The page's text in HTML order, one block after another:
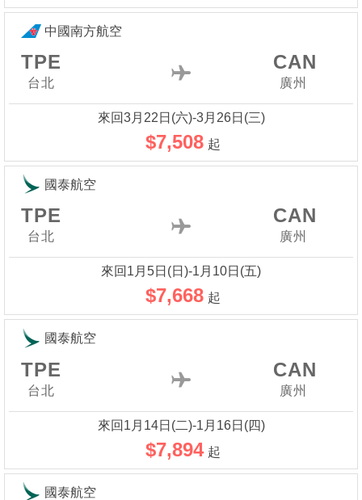
中國南方航空
TPE
台北
CAN
廣州
來回3月22日(六)-3月26日(三)
$7,508 起
國泰航空
TPE
台北
CAN
廣州
來回1月5日(日)-1月10日(五)
$7,668 起
國泰航空
TPE
台北
CAN
廣州
來回1月14日(二)-1月16日(四)
$7,894 起
國泰航空